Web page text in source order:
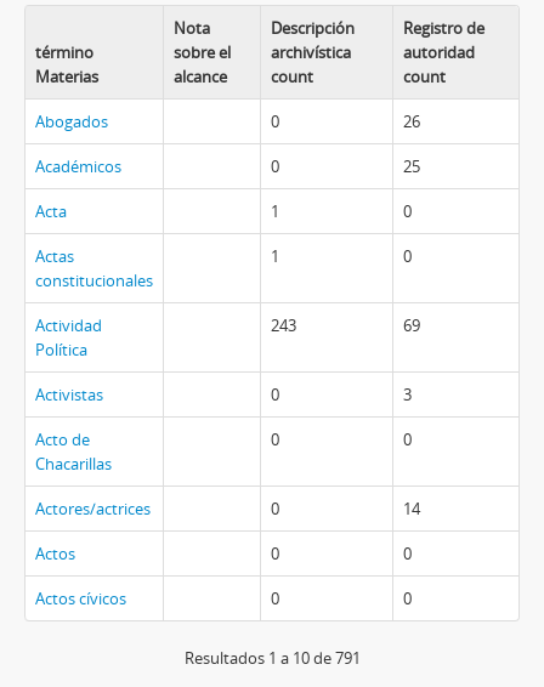
término
Materias
Nota
sobre el
alcance
Descripción
archivística
count
Registro de
autoridad
count
Abogados 0 26
Académicos 0 25
Acta 1 0
Actas
constitucionales
1 0
Actividad
Política
243 69
Activistas 0 3
Acto de
Chacarillas
0 0
Actores/actrices 0 14
Actos 0 0
Actos cívicos 0 0
Resultados 1 a 10 de 791